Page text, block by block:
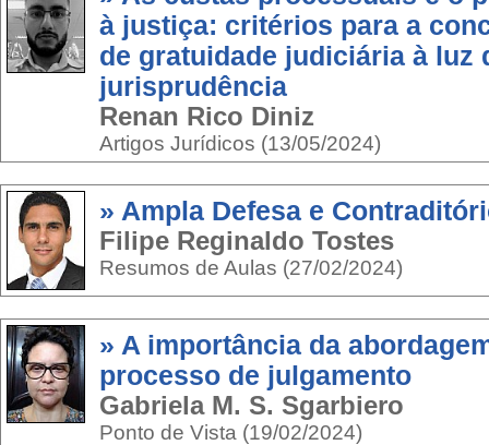
à justiça: critérios para a
de gratuidade judiciária à luz
jurisprudência
Renan Rico Diniz
Artigos Jurídicos (13/05/2024)
» Ampla Defesa e
Filipe Reginaldo Tostes
Resumos de Aulas (27/02/2024)
» A importância da
processo de julgamento
Gabriela M. S. Sgarbiero
Ponto de Vista (19/02/2024)